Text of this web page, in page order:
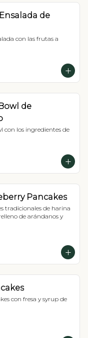
de
con las frutas a
de
con los ingredientes de
Pancakes
tradicionales de harina
de arándanos y
con fresa y syrup de